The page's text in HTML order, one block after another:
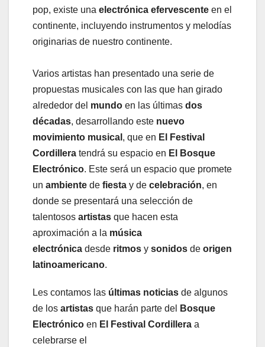
pop, existe una electrónica efervescente en el
continente, incluyendo instrumentos y melodías
originarias de nuestro continente.
Varios artistas han presentado una serie de
propuestas musicales con las que han girado
alrededor del mundo en las últimas dos
décadas, desarrollando este nuevo
movimiento musical , que en El Festival
Cordillera tendrá su espacio en El
Bosque
Electrónico. Este será un espacio que promete
un ambiente de fiesta y de celebración, en
donde se presentará una selección de
talentosos artistas que hacen esta
aproximación a la música
electrónica desde ritmos y sonidos de origen
latinoamericano.
Les contamos las últimas noticias de algunos
de los artistas que harán parte del
Bosque
Electrónico en El Festival Cordillera a
celebrarse el